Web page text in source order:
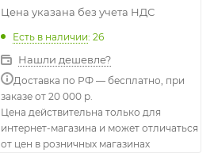
Цена указана без учета НДС
Есть в наличии: 26
Нашли дешевле?
Доставка по РФ — бесплатно, при
заказе от 20 000 р.
Цена действительна только для
интернет-магазина и может отличаться
от цен в розничных магазинах